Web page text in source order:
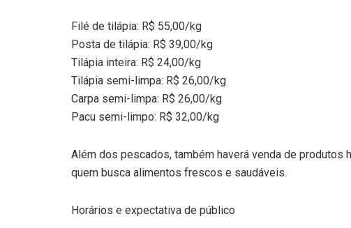
Filé de tilápia: R$ 55,00/kg
Posta de tilápia: R$ 39,00/kg
Tilápia inteira: R$ 24,00/kg
Tilápia semi-limpa: R$ 26,00/kg
Carpa semi-limpa: R$ 26,00/kg
Pacu semi-limpo: R$ 32,00/kg
Além dos pescados, também haverá venda de produtos
quem busca alimentos frescos e saudáveis.
Horários e expectativa de público